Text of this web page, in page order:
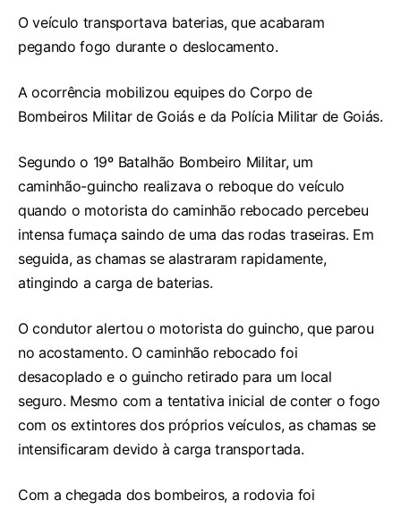
O veículo transportava baterias, que acabaram
pegando fogo durante o deslocamento.
A ocorrência mobilizou equipes do Corpo de
Bombeiros Militar de Goiás e da Polícia Militar de Goiás.
Segundo o 19º Batalhão Bombeiro Militar, um
caminhão-guincho realizava o reboque do veículo
quando o motorista do caminhão rebocado percebeu
intensa fumaça saindo de uma das rodas traseiras. Em
seguida, as chamas se alastraram rapidamente,
atingindo a carga de baterias.
O condutor alertou o motorista do guincho, que parou
no acostamento. O caminhão rebocado foi
desacoplado e o guincho retirado para um local
seguro. Mesmo com a tentativa inicial de conter o fogo
com os extintores dos próprios veículos, as chamas se
intensificaram devido à carga transportada.
Com a chegada dos bombeiros, a rodovia foi